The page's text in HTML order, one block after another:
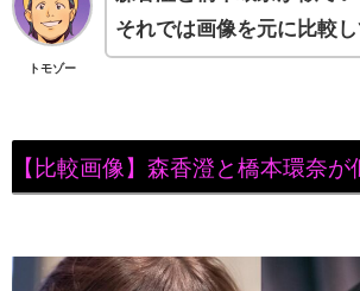
トモゾー
それでは画像を元に比較し
【比較画像】森香澄と橋本環奈が